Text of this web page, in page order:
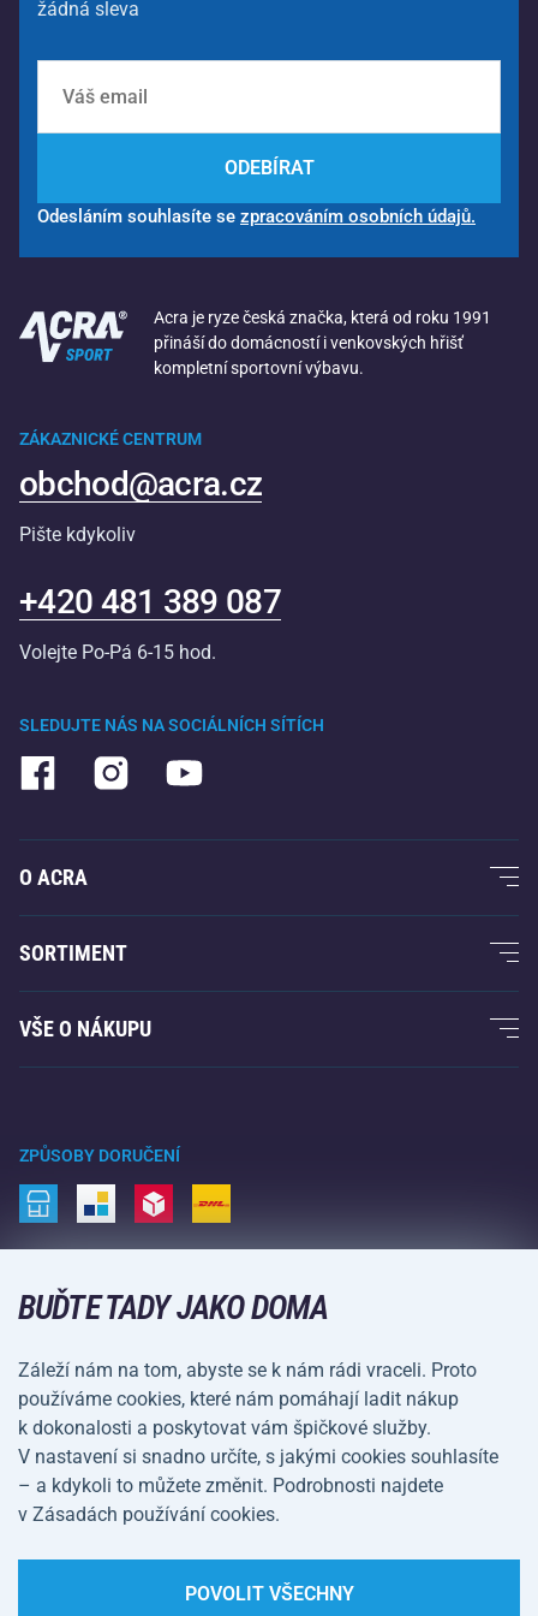
žádná sleva
ODEBÍRAT
Odesláním souhlasíte se zpracováním osobních údajů.
Acra je ryze česká značka, která od roku 1991
přináší do domácností i venkovských hřišť
kompletní sportovní výbavu.
SLEDUJTE NÁS NA SOCIÁLNÍCH SÍTÍCH
ZÁKAZNICKÉ CENTRUM
obchod@acra.cz
Pište kdykoliv
+420 481 389 087
Volejte Po-Pá 6-15 hod.
O ACRA
O nás
Acra garance
Kontakty
SORTIMENT
Fitness a posilování
Raketové sporty
Volný čas a zábava
Kemping a turistika
Bojové sporty
Kola a koloběžky
Vodní sporty
Sportovní oblečení a doplňky
VŠE O NÁKUPU
Doprava a platba
ZPŮSOBY DORUČENÍ
Obchodní podmínky Ochrana osobních údajů
Nastavení cookies
BUĎTE TADY JAKO DOMA
Záleží nám na tom, abyste se k nám rádi vraceli. Proto
používáme cookies, které nám pomáhají ladit nákup
k dokonalosti a poskytovat vám špičkové služby.
V nastavení si snadno určíte, s jakými cookies souhlasíte
– a kdykoli to můžete změnit. Podrobnosti najdete
v Zásadách používání cookies.
POVOLIT VŠECHNY